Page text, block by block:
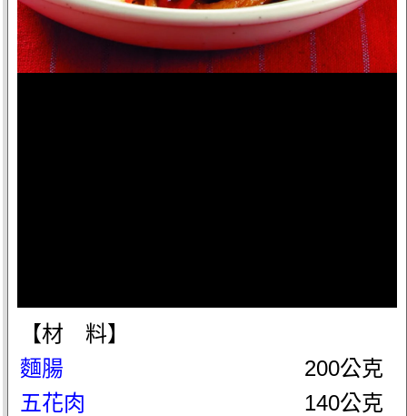
【材 料】
麵腸
200公克
五花肉
140公克